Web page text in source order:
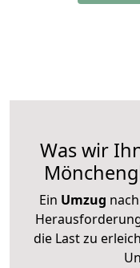
Was wir
Ein Umzug
die Last zu